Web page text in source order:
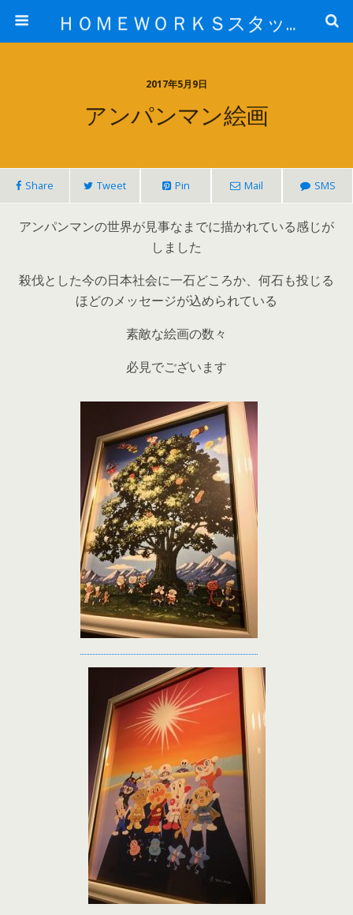
ＨＯＭＥＷＯＲＫＳスタッフ日記ブログ
2017年5月9日
アンパンマン絵画
Share Tweet Pin Mail SMS
アンパンマンの世界が見事なまでに描かれている感じが
しました
殺伐とした今の日本社会に一石どころか、何石も投じる
ほどのメッセージが込められている
素敵な絵画の数々
必見でございます